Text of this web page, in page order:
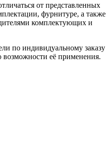
от представленных
фурнитуре, а также
комплектующих и
по индивидуальному заказу
возможности её применения.